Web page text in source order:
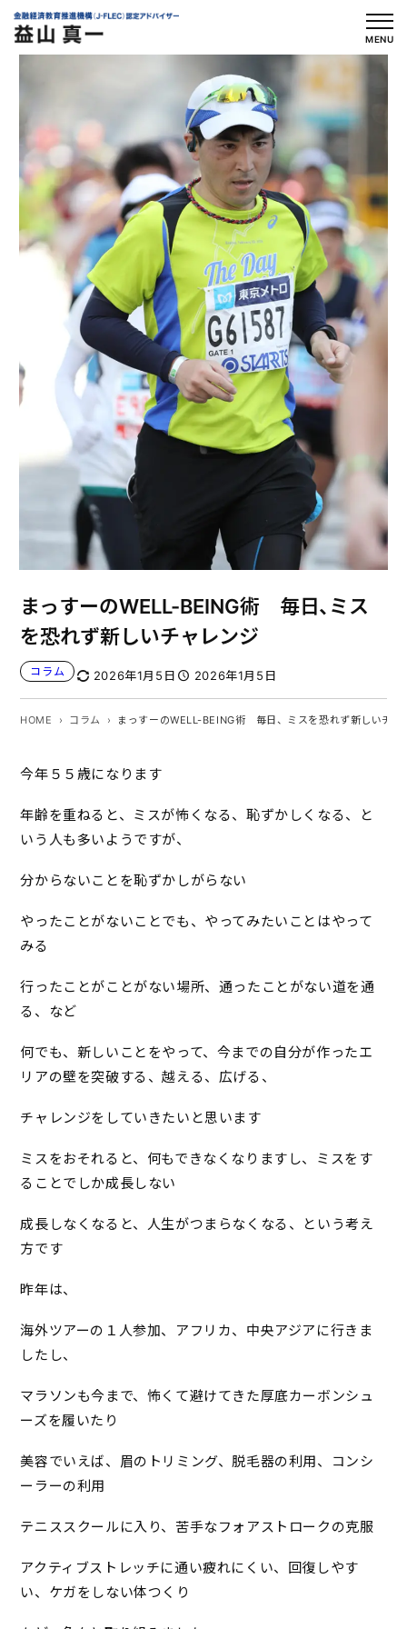
MENU
まっすーのWELL-BEING術 毎日、ミス
を恐れず新しいチャレンジ
コラム 2026年1月5日 2026年1月5日
HOME コラム まっすーのWELL-BEING術 毎日、ミスを恐れず新しいチャ
今年５５歳になります
年齢を重ねると、ミスが怖くなる、恥ずかしくなる、と
いう人も多いようですが、
分からないことを恥ずかしがらない
やったことがないことでも、やってみたいことはやって
みる
行ったことがことがない場所、通ったことがない道を通
る、など
何でも、新しいことをやって、今までの自分が作ったエ
リアの壁を突破する、越える、広げる、
チャレンジをしていきたいと思います
ミスをおそれると、何もできなくなりますし、ミスをす
ることでしか成長しない
成長しなくなると、人生がつまらなくなる、という考え
方です
昨年は、
海外ツアーの１人参加、アフリカ、中央アジアに行きま
したし、
マラソンも今まで、怖くて避けてきた厚底カーボンシュ
ーズを履いたり
美容でいえば、眉のトリミング、脱毛器の利用、コンシ
ーラーの利用
テニススクールに入り、苦手なフォアストロークの克服
アクティブストレッチに通い疲れにくい、回復しやす
い、ケガをしない体つくり